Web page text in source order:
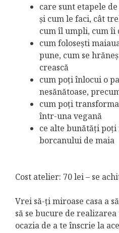
care sunt etapele
și cum le faci, cât
cum îl umpli, cum îi
cum folosești
pune, cum se
crească
cum poți înlocui o
nesănătoase,
cum poți
într-una vegană
ce alte bunătăți
borcanului de maia
Cost atelier: 70 lei – se
Vrei să-ți miroase casa a
să se bucure de
ocazia de a te înscrie la